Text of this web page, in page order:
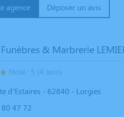
agence
Déposer un avis
& Marbrerie
Note : 5 (4 avis)
d’Estaires - 62840 - Lorgies
47 72